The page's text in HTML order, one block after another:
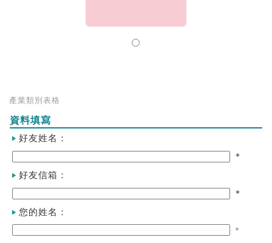
產業類別表格
資料填寫
好友姓名：
＊
好友信箱：
＊
您的姓名：
＊